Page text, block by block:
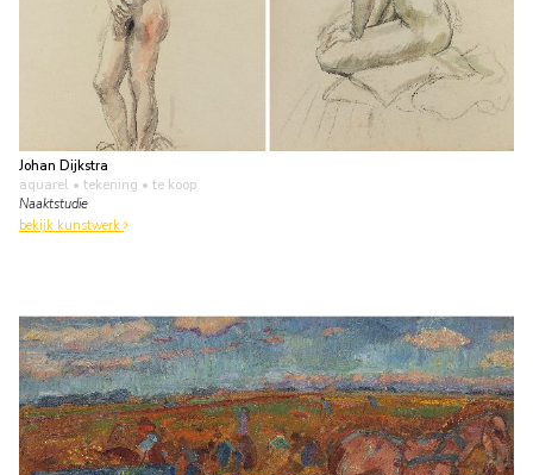
Johan Dijkstra
aquarel • tekening • te koop
Naaktstudie
bekijk kunstwerk